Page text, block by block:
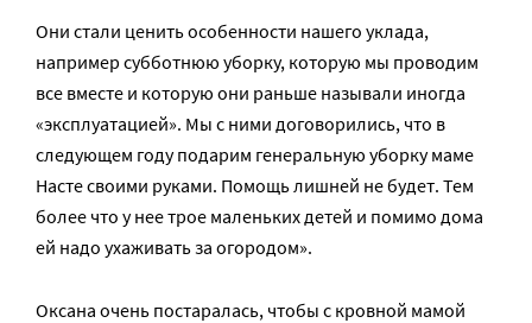
Они стали ценить особенности нашего уклада,
например субботнюю уборку, которую мы проводим
все вместе и которую они раньше называли иногда
«эксплуатацией». Мы с ними договорились, что в
следующем году подарим генеральную уборку маме
Насте своими руками. Помощь лишней не будет. Тем
более что у нее трое маленьких детей и помимо дома
ей надо ухаживать за огородом».
Оксана очень постаралась, чтобы с кровной мамой